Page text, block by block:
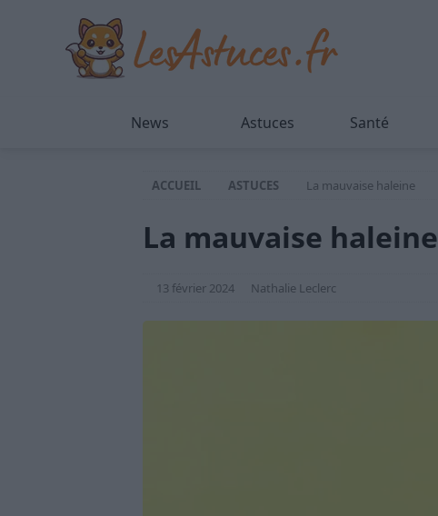
News Astuces Santé
ACCUEIL ASTUCES La mauvaise haleine
La mauvaise haleine
13 février 2024 Nathalie Leclerc